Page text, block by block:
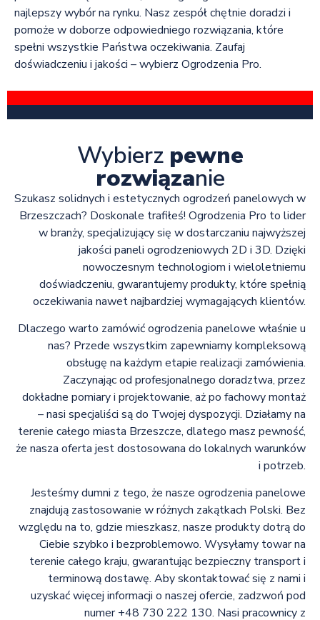
najlepszy wybór na rynku. Nasz zespół chętnie doradzi i
pomoże w doborze odpowiedniego rozwiązania, które
spełni wszystkie Państwa oczekiwania. Zaufaj
doświadczeniu i jakości – wybierz Ogrodzenia Pro.
Wybierz pewne
rozwiązanie
Szukasz solidnych i estetycznych ogrodzeń panelowych w
Brzeszczach? Doskonale trafiłeś! Ogrodzenia Pro to lider
w branży, specjalizujący się w dostarczaniu najwyższej
jakości paneli ogrodzeniowych 2D i 3D. Dzięki
nowoczesnym technologiom i wieloletniemu
doświadczeniu, gwarantujemy produkty, które spełnią
oczekiwania nawet najbardziej wymagających klientów.
Dlaczego warto zamówić ogrodzenia panelowe właśnie u
nas? Przede wszystkim zapewniamy kompleksową
obsługę na każdym etapie realizacji zamówienia.
Zaczynając od profesjonalnego doradztwa, przez
dokładne pomiary i projektowanie, aż po fachowy montaż
– nasi specjaliści są do Twojej dyspozycji. Działamy na
terenie całego miasta Brzeszcze, dlatego masz pewność,
że nasza oferta jest dostosowana do lokalnych warunków
i potrzeb.
Jesteśmy dumni z tego, że nasze ogrodzenia panelowe
znajdują zastosowanie w różnych zakątkach Polski. Bez
względu na to, gdzie mieszkasz, nasze produkty dotrą do
Ciebie szybko i bezproblemowo. Wysyłamy towar na
terenie całego kraju, gwarantując bezpieczny transport i
terminową dostawę. Aby skontaktować się z nami i
uzyskać więcej informacji o naszej ofercie, zadzwoń pod
numer +48 730 222 130. Nasi pracownicy z